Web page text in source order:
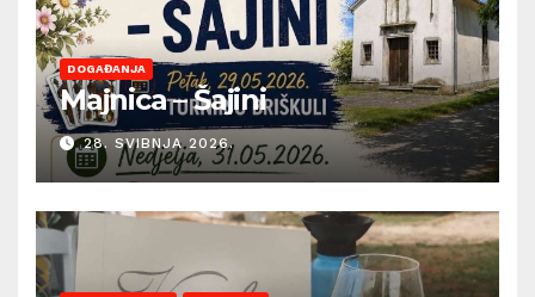
DOGAĐANJA
Majnica – Šajini
28. SVIBNJA 2026.